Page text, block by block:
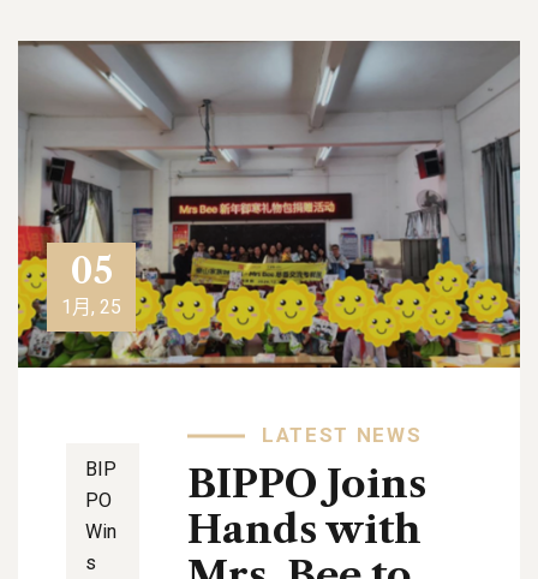
05
1月, 25
BIP
PO
Win
s
LATEST NEWS
BIPPO Joins
Hands with